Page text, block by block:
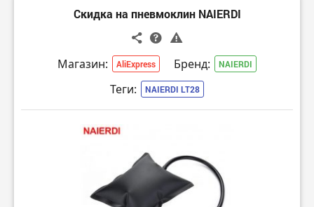
Скидка на пневмоклин NAIERDI
Магазин: AliExpress Бренд: NAIERDI
Теги: NAIERDI LT28